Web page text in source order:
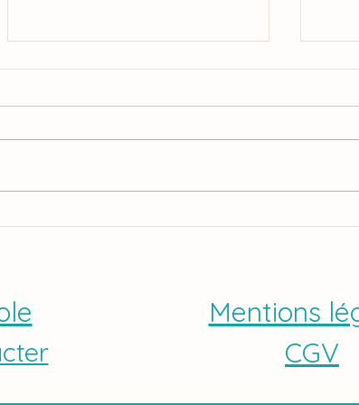
Toupiti juin 2026 - Après bef la sé
Mentions
CGV